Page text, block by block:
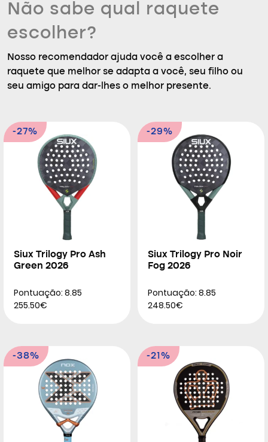
Não sabe qual raquete
escolher?
Nosso recomendador ajuda você a escolher a
raquete que melhor se adapta a você, seu filho ou
seu amigo para dar-lhes o melhor presente.
-27%
Siux Trilogy Pro Ash
Green 2026
Pontuação: 8.85
255.50€
-29%
Siux Trilogy Pro Noir
Fog 2026
Pontuação: 8.85
248.50€
-38% -21%